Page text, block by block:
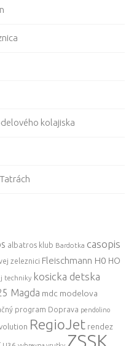
kolajiska
albatros klub Bardotka casopis
zeleznici Fleischmann H0 HO
techniky kosicka detska
Magda mdc modelova
program Doprava pendolino
RegioJet rendez
ZSSK